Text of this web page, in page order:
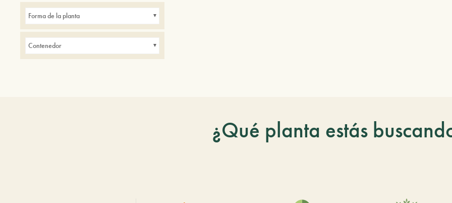
Forma de la planta
Contenedor
¿Qué planta estás